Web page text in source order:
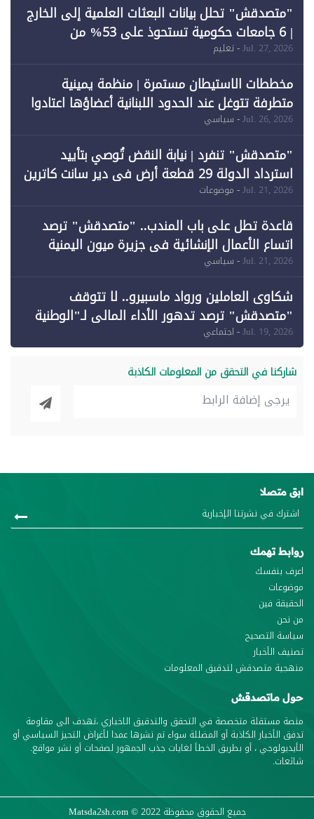
"متصدقش" تحلل بيانات البعثات العلمية إلى الخارج
| 6 جامعات حكومية تستحوذ على 53% من
Jul. 27, 2026- تعليم
مخططات الاستيطان مستمرة | منظمة يمينية
متطرفة تتوغل عند الحدود اللبنانية أعضاؤها اعتادوا
خرق الحدود
Jul. 26, 2026- سياسي
"متصدقش" تنفرد | نيابة النقض تُوصي بتأييد
استرداد الدولة 29 قطعة أرض في دير سانت كاترين
وقبول طعن الحكومة جزئيًا (1)
Jul. 21, 2026- موضوعات
قاعدة تطل على باب المندب.. "متصدقش" ترصد
اتساع الأعمال الإنشائية في جزيرة ميون اليمنية
Jul. 21, 2026- سياسي
شكاوى العاملين ورواد ماسبيرو.. لا تتوقف
"متصدقش" ترصد تدهور الأداء المالي لـ"الوطنية
للإعلام"
Jul. 19, 2026- اجتماعي
شاركنا في التحقق من المعلومات الكاذبة
ابق متصلا
روابط تهمك
اعرف بنفسك
موضوعات
الحقيقة فين
من نحن
سياسة التصحيح
تصنيف الأخبار
منهجية متصدقش لتدقيق المعلومات
حول ماتصدقش
منصة مستقلة متخصصة في التحقق والتدقيق الاخباري ،تهدف الى مقاومة
تدفق الأخبار الكاذبة أو المضللة سواء تم نشرها عمدا لأغراض التحيز السياسي أو
الأيديولوجي ، أو بطريق الخطأ لغايات جذب الجمهور لصفحات أو نشر مواقع.
شائعات.
جميع الحقوق محفوظة Matsda2sh.com© 2022